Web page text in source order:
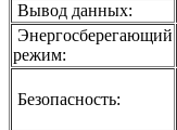
Вывод данных:
Энергосберегающий
режим:
Безопасность: